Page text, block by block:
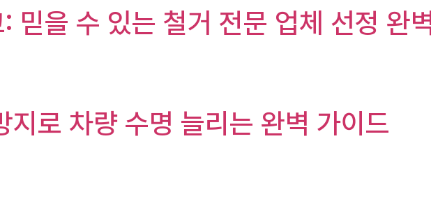
믿을 수 있는 철거 전문 업체 선정 완
로 차량 수명 늘리는 완벽 가이드